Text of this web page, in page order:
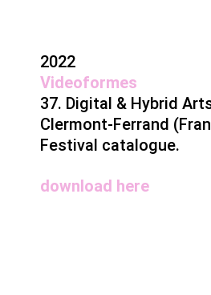
2022
Videoformes
37. Digital & Hybrid
Clermont-Ferrand
Festival catalogue.
download here